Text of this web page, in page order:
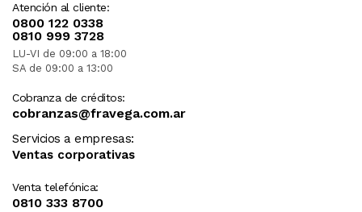
Atención al cliente:
0800 122 0338
0810 999 3728
LU-VI de 09:00 a 18:00
SA de 09:00 a 13:00
Cobranza de créditos:
cobranzas@fravega.com.ar
Servicios a empresas:
Ventas corporativas
Venta telefónica:
0810 333 8700